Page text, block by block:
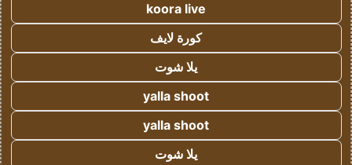
koora live
كورة لايف
يلا شوت
yalla shoot
yalla shoot
يلا شوت